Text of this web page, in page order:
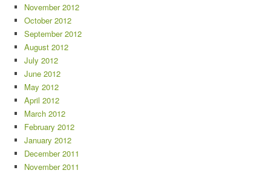
November 2012
October 2012
September 2012
August 2012
July 2012
June 2012
May 2012
April 2012
March 2012
February 2012
January 2012
December 2011
November 2011